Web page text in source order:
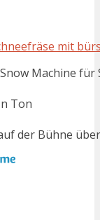
mit
Machine für
Ton
der Bühne